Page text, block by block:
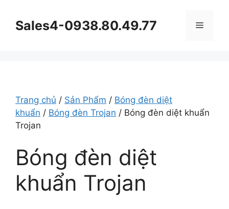
Sales4-0938.80.49.77 Menu
Trang chủ / Sản Phẩm / Bóng đèn diệt
khuẩn / Bóng đèn Trojan / Bóng đèn diệt khuẩn
Trojan
Bóng đèn diệt
khuẩn Trojan